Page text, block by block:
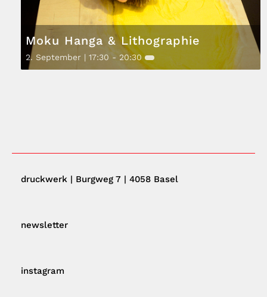
Moku Hanga & Lithographie
2. September | 17:30 - 20:30
druckwerk | Burgweg 7 | 4058 Basel
newsletter
instagram